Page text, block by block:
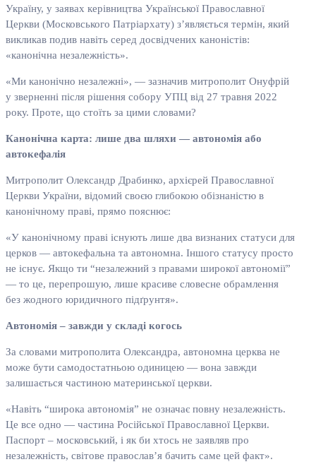
Україну, у заявах керівництва Української Православної
Церкви (Московського Патріархату) з’являється термін, який
викликав подив навіть серед досвідчених каноністів:
«канонічна незалежність».
«Ми канонічно незалежні», — зазначив митрополит Онуфрій
у зверненні після рішення собору УПЦ від 27 травня 2022
року. Проте, що стоїть за цими словами?
Канонічна карта: лише два шляхи — автономія або
автокефалія
Митрополит Олександр Драбинко, архієрей Православної
Церкви України, відомий своєю глибокою обізнаністю в
канонічному праві, прямо пояснює:
«У канонічному праві існують лише два визнаних статуси для
церков — автокефальна та автономна. Іншого статусу просто
не існує. Якщо ти “незалежний з правами широкої автономії”
— то це, перепрошую, лише красиве словесне обрамлення
без жодного юридичного підґрунтя».
Автономія – завжди у складі когось
За словами митрополита Олександра, автономна церква не
може бути самодостатньою одиницею — вона завжди
залишається частиною материнської церкви.
«Навіть “широка автономія” не означає повну незалежність.
Це все одно — частина Російської Православної Церкви.
Паспорт – московський, і як би хтось не заявляв про
незалежність, світове православ’я бачить саме цей факт».